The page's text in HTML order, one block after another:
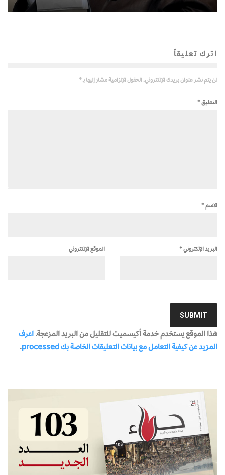
اترك تعليقاً
لن يتم نشر عنوان بريدك الإلكتروني. الحقول الإلزامية مشار إليها بـ*
التعليق*
الاسم*
البريد الإلكتروني* الموقع الإلكتروني
هذا الموقع يستخدم خدمة أكيسميت للتقليل من البريد المزعجة. اعرف
المزيد عن كيفية التعامل مع بيانات التعليقات الخاصة بك processed
.